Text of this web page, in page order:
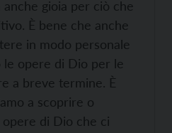
gioia per ciò che
È bene che anche
in modo personale
opere di Dio per le
a breve termine. È
a scoprire o
di Dio che ci